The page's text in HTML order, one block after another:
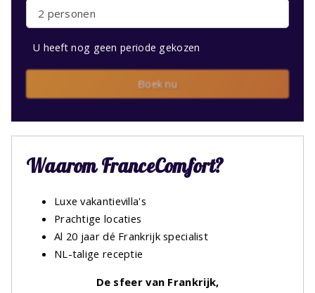
2 personen
U heeft nog geen periode gekozen
Boek nu
Waarom FranceComfort?
Luxe vakantievilla's
Prachtige locaties
Al 20 jaar dé Frankrijk specialist
NL-talige receptie
De sfeer van Frankrijk,